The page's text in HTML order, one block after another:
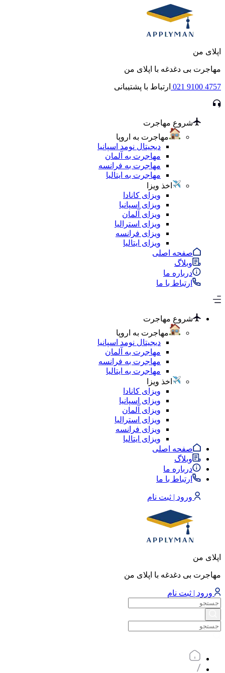
اپلای من
مهاجرت بی دغدغه با اپلای من
021 9100 4757 ارتباط با پشتیبانی
شروع مهاجرت
مهاجرت به اروپا
دیجیتال نومد اسپانیا
مهاجرت به آلمان
مهاجرت به فرانسه
مهاجرت به ایتالیا
اخذ ویزا
ویزای کانادا
ویزای اسپانیا
ویزای آلمان
ویزای استرالیا
ویزای فرانسه
ویزای ایتالیا
صفحه اصلی
وبلاگ
درباره ما
ارتباط با ما
شروع مهاجرت
مهاجرت به اروپا
دیجیتال نومد اسپانیا
مهاجرت به آلمان
مهاجرت به فرانسه
مهاجرت به ایتالیا
اخذ ویزا
ویزای کانادا
ویزای اسپانیا
ویزای آلمان
ویزای استرالیا
ویزای فرانسه
ویزای ایتالیا
صفحه اصلی
وبلاگ
درباره ما
ارتباط با ما
ورود | ثبت نام
اپلای من
مهاجرت بی دغدغه با اپلای من
ورود | ثبت نام